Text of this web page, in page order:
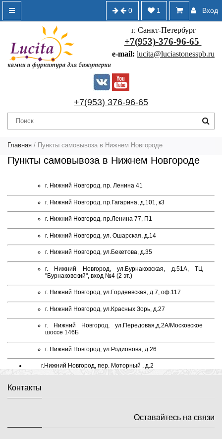
Вход
1
0
г. Санкт-Петербург
+7(953)-376-96-65
e-mail: lucita@luciastonesspb.ru
+7(953) 376-96-65
Главная / Пункты самовывоза в Нижнем Новгороде
Пункты самовывоза в Нижнем Новгороде
г. Нижний Новгород, пр. Ленина 41
г. Нижний Новгород, пр.Гагарина, д.101, к3
г. Нижний Новгород, пр.Ленина 77, П1
г. Нижний Новгород, ул. Ошарская, д.14
г. Нижний Новгород, ул.Бекетова, д.35
г. Нижний Новгород, ул.Бурнаковская, д.51А, ТЦ
"Бурнаковский", вход №4 (2 эт.)
г. Нижний Новгород, ул.Гордеевская, д.7, оф.117
г. Нижний Новгород, ул.Красных Зорь, д.27
г. Нижний Новгород, ул.Передовая,д.2А/Московское
шоссе 146Б
г. Нижний Новгород, ул.Родионова, д.26
г.Нижний Новгород, пер. Моторный , д.2
Контакты
Оставайтесь на связи